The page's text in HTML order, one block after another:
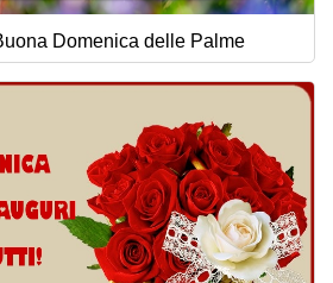
Domenica delle Palme